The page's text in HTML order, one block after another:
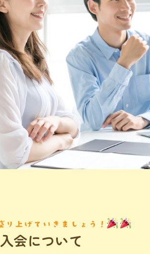
入会について